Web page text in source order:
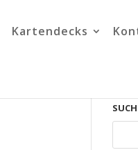
Kartendecks